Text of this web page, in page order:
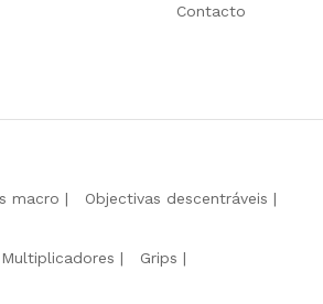
Contacto
macro
Objectivas descentráveis
Multiplicadores
Grips